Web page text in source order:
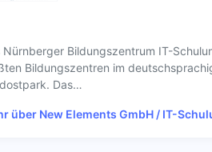
Nürnberger Bildungszentrum IT-
Bildungszentren im
Das…
über New Elements GmbH / IT-